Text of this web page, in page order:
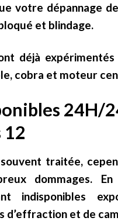
votre dépannage
et blindage.
déjà
cobra et moteur
24H/
12
traitée,
dommages.
indisponibles
d’effraction et de